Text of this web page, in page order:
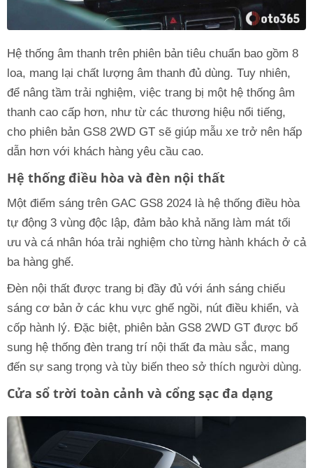
Hệ thống âm thanh trên phiên bản tiêu chuẩn bao gồm 8
loa, mang lại chất lượng âm thanh đủ dùng. Tuy nhiên,
để nâng tầm trải nghiệm, việc trang bị một hệ thống âm
thanh cao cấp hơn, như từ các thương hiệu nổi tiếng,
cho phiên bản GS8 2WD GT sẽ giúp mẫu xe trở nên hấp
dẫn hơn với khách hàng yêu cầu cao.
Hệ thống điều hòa và đèn nội thất
Một điểm sáng trên GAC GS8 2024 là hệ thống điều hòa
tự động 3 vùng độc lập, đảm bảo khả năng làm mát tối
ưu và cá nhân hóa trải nghiệm cho từng hành khách ở cả
ba hàng ghế.
Đèn nội thất được trang bị đầy đủ với ánh sáng chiếu
sáng cơ bản ở các khu vực ghế ngồi, nút điều khiển, và
cốp hành lý. Đặc biệt, phiên bản GS8 2WD GT được bổ
sung hệ thống đèn trang trí nội thất đa màu sắc, mang
đến sự sang trọng và tùy biến theo sở thích người dùng.
Cửa sổ trời toàn cảnh và cổng sạc đa dạng